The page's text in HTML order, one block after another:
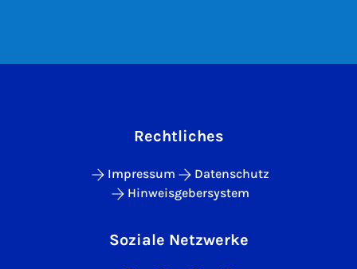
Rechtliches
Impressum
Datenschutz
Hinweisgebersystem
Soziale Netzwerke